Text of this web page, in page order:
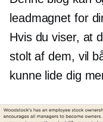
leadmagnet for
Hvis du viser, at
stolt af dem, vil
kunne lide dig